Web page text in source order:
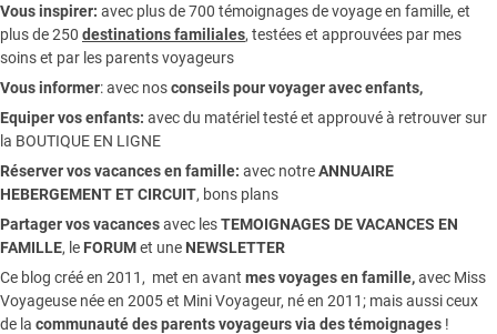
Vous inspirer: avec plus de 700 témoignages devoyage en famille, et
plus de 250 destinations familiales, testées et approuvées par mes
soins et par les parents voyageurs
Vous informer:avec nosconseils pour voyager avec enfants,
Equiper vos enfants: avec du matériel testé et approuvé à retrouver sur
la BOUTIQUE EN LIGNE
Réserver vos vacances en famille: avec notreANNUAIRE
HEBERGEMENT ET CIRCUIT, bons plans
Partager vos vacancesavec lesTEMOIGNAGES DE VACANCES EN
FAMILLE, le FORUMet une NEWSLETTER
Ce blog créé en 2011, met en avant mes voyages en famille,avec Miss
Voyageuse née en 2005 et Mini Voyageur, né en 2011; mais aussi ceux
de la communauté des parents voyageurs via des témoignages !